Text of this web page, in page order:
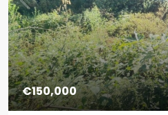
€150,000